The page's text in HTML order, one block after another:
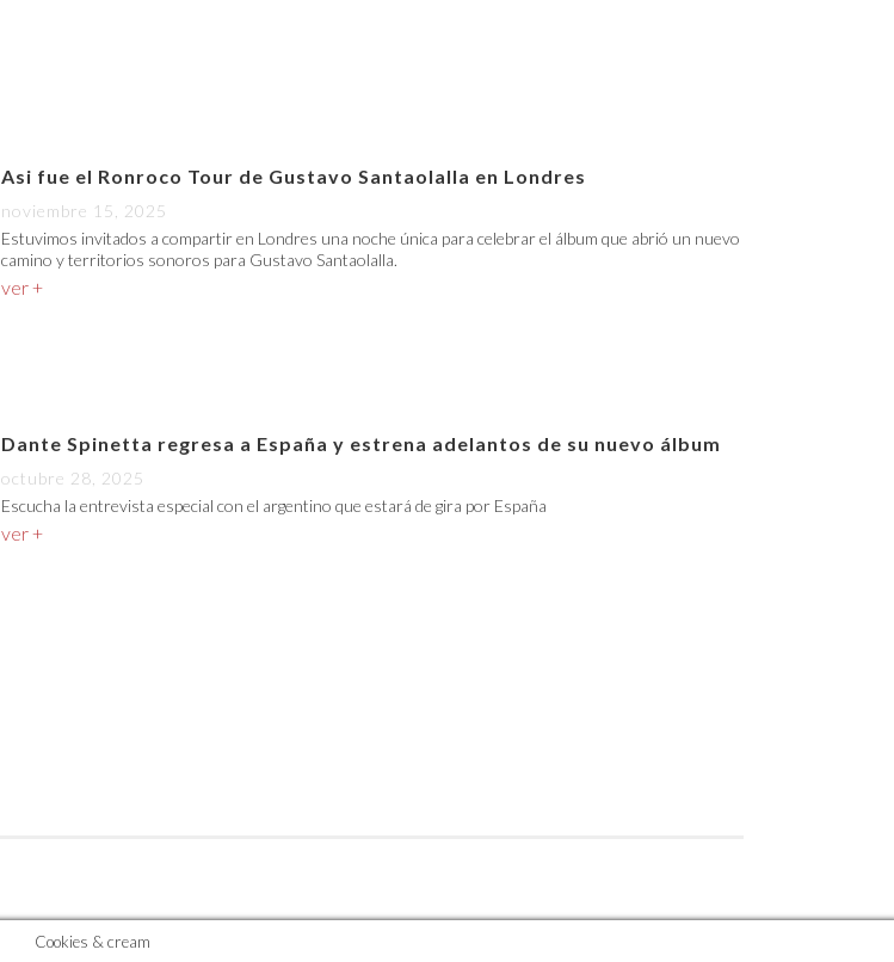
Asi fue el Ronroco Tour de Gustavo Santaolalla en Londres
noviembre 15, 2025
Estuvimos invitados a compartir en Londres una noche única para celebrar el álbum que abrió un nuevo
camino y territorios sonoros para Gustavo Santaolalla.
ver +
Dante Spinetta regresa a España y estrena adelantos de su nuevo álbum
octubre 28, 2025
Escucha la entrevista especial con el argentino que estará de gira por España
ver +
Cookies & cream